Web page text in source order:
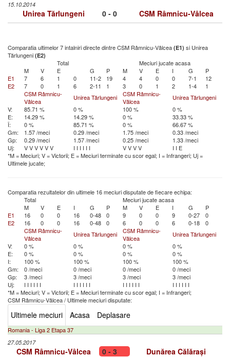
15.10.2014
Unirea Tărlungeni 0 - 0 CSM Râmnicu-Vâlcea
Comparatia ultimelor 7 intalniri directe dintre CSM Râmnicu-Vâlcea (E1) si Unirea
Tărlungeni (E2)
Total
Meciuri jucate acasa
M
V E G P M V E I G
P
E1
7 6 1 0 11-2 19 4 4 0 0 7-1
12
E2
7 0 1 6 2-11 1 3 0 1 2 1-4
1
CSM Râmnicu-
Vâlcea
Unirea Tărlungeni
CSM Râmnicu-
Vâlcea
Unirea Tărlungeni
V:
85.71 % 0 % 100 %
0 %
E:
14.29 % 14.29 % 0 %
33.33 %
Î:
0 % 85.71 % 0 %
66.67 %
Gm:
1.57 /meci 0.29 /meci 1.75 /meci
0.33 /meci
Gp:
0.29 /meci 1.57 /meci 0.25 /meci
1.33 /meci
Uj:
VVVVVV I I I I I I VVVV I I E
*M = Meciuri; V = Victorii; E = Meciuri terminate cu scor egal; I = Infrangeri; Uj =
Ultimele jucate;
Comparatia rezultatelor din ultimele 16 meciuri disputate de fiecare echipa:
Total
Meciuri jucate acasa
M
V E I G P M V E I G
P
E1
16 0 0 16 0-48 0 9 0 0 9 0-27
0
E2
16 0 0 16 0-48 0 6 0 0 6 0-18
0
CSM Râmnicu-
Vâlcea
Unirea Tărlungeni
CSM Râmnicu-
Vâlcea
Unirea Tărlungeni
V:
0 % 0 % 0 %
0 %
E:
0 % 0 % 0 %
0 %
I:
100 % 100 % 100 %
100 %
Gm:
0 /meci 0 /meci 0 /meci
0 /meci
Gp:
3 /meci 3 /meci 3 /meci
3 /meci
Uj:
I I I I I I I I I I I I I I I I I I I I I I I I
*M = Meciuri; V = Victorii; E = Meciuri terminate cu scor egal; I = Infrangeri;
CSM Râmnicu-Vâlcea/ Ultimele meciuri disputate:
Ultimele meciuri Acasa Deplasare
Romania - Liga 2 Etapa 37
27.05.2017
CSM Râmnicu-Vâlcea 0 - 3 Dunărea Călărași